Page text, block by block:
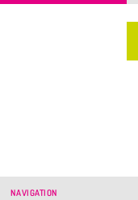
NAVIGATION